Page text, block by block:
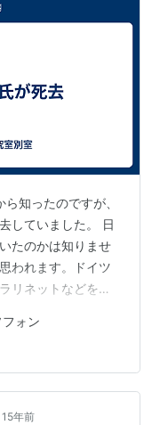
知ったのですが、
していました。 日
たのかは知りませ
われます。ドイツ
リネットなどを演
す。 私は、10代後
でFMP（Free
っていました。最
、これには近藤等
…
ォン
15年前